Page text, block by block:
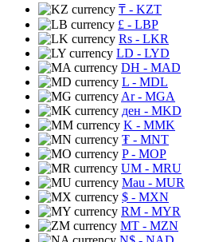
₸ - KZT
£ - LBP
Rs - LKR
LD - LYD
DH - MAD
L - MDL
Ar- MGA
ден - MKD
K - MMK
₮ - MNT
P- MOP
UM - MRU
Mau - MUR
$ - MXN
RM - MYR
MT - MZN